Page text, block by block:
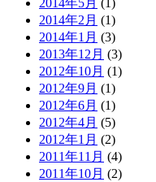
2014年5月 (1)
2014年2月 (1)
2014年1月 (3)
2013年12月 (3)
2012年10月 (1)
2012年9月 (1)
2012年6月 (1)
2012年4月 (5)
2012年1月 (2)
2011年11月 (4)
2011年10月 (2)